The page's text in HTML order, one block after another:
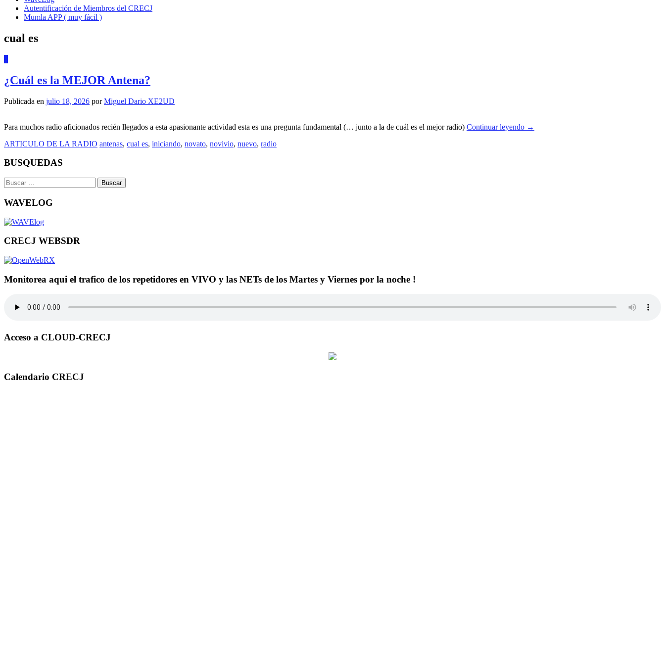
Autentificación de Miembros del CRECJ
Mumla APP ( muy fácil )
cual es
¿Cuál es la MEJOR Antena?
Publicada en julio 18, 2026 porMiguel Dario XE2UD
Para muchos radio aficionados recién llegados a esta apasionante actividad esta es una pregunta fundamental (… junto a la de cuál es el mejor radio) Continuar leyendo →
ARTICULO DE LA RADIO antenas, cual es, iniciando, novato, novivio, nuevo, radio
BUSQUEDAS
Buscar:
WAVELOG
CRECJ WEBSDR
Monitorea aqui el trafico de los repetidores en VIVO y las NETs de los Martes y Viernes por la noche !
Acceso a CLOUD-CRECJ
Calendario CRECJ